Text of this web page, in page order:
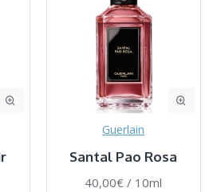
Guerlain
Santal Pao Rosa
40,00€ / 10ml